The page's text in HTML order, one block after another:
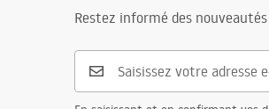
Restez informé des